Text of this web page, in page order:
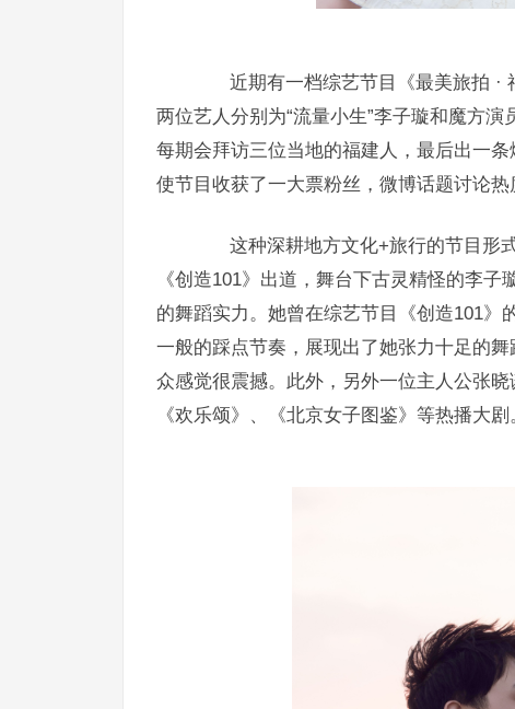
近期有一档综艺节目《最美旅拍 ·
两位艺人分别为“流量小生”李子璇和魔方演
每期会拜访三位当地的福建人，最后出一
使节目收获了一大票粉丝，微博话题讨论热
这种深耕地方文化+旅行的节目形
《创造101》出道，舞台下古灵精怪的李
的舞蹈实力。她曾在综艺节目《创造101》
一般的踩点节奏，展现出了她张力十足的
众感觉很震撼。此外，另外一位主人公张
《欢乐颂》、《北京女子图鉴》等热播大